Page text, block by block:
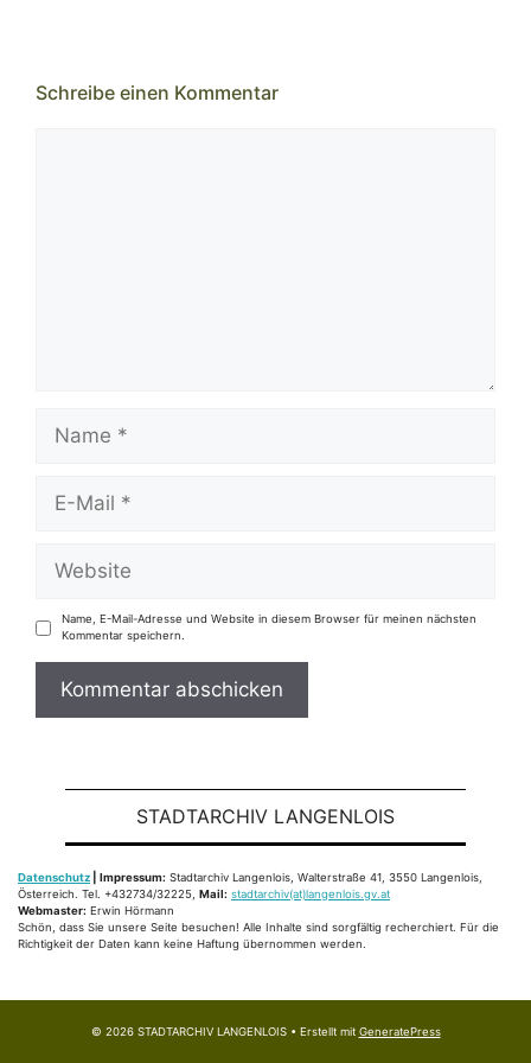
Schreibe einen Kommentar
Name
Website
Name, E-Mail-Adresse und Website in diesem Browser für meinen nächsten
Kommentar speichern.
STADTARCHIV LANGENLOIS
Datenschutz | Impressum: Stadtarchiv Langenlois, Walterstraße 41, 3550 Langenlois,
Österreich. Tel. +432734/32225, Mail: stadtarchiv(at)langenlois.gv.at
Webmaster: Erwin Hörmann
Schön, dass Sie unsere Seite besuchen! Alle Inhalte sind sorgfältig recherchiert. Für die
Richtigkeit der Daten kann keine Haftung übernommen werden.
© 2026 STADTARCHIV LANGENLOIS• Erstellt mit GeneratePress